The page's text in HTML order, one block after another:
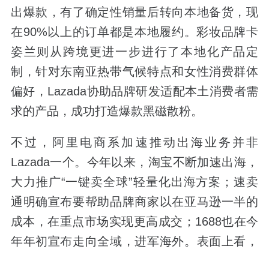
出爆款，有了确定性销量后转向本地备货，现
在90%以上的订单都是本地履约。彩妆品牌卡
姿兰则从跨境更进一步进行了本地化产品定
制，针对东南亚热带气候特点和女性消费群体
偏好，Lazada协助品牌研发适配本土消费者需
求的产品，成功打造爆款黑磁散粉。
不过，阿里电商系加速推动出海业务并非
Lazada一个。今年以来，淘宝不断加速出海，
大力推广“一键卖全球”轻量化出海方案；速卖
通明确宣布要帮助品牌商家以在亚马逊一半的
成本，在重点市场实现更高成交；1688也在今
年年初宣布走向全域，进军海外。表面上看，